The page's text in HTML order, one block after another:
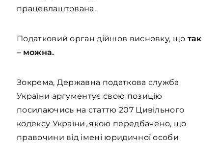
працевлаштована.
Податковий орган дійшов висновку, що так
– можна.
Зокрема, Державна податкова служба
України аргументує свою позицію
посилаючись на статтю 207 Цивільного
кодексу України, якою передбачено, що
правочини від імені юридичної особи